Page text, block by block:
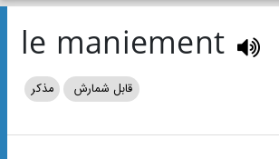
le maniement
قابل شمارش مذکر